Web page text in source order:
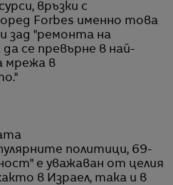
връзки с
Forbes именно това
зад "ремонта на
се превърне в най-
мрежа в
политици, 69-
е уважаван от целия
в Израел, така и в